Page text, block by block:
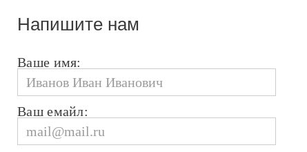
Напишите нам
Ваше имя:
Ваш емайл: